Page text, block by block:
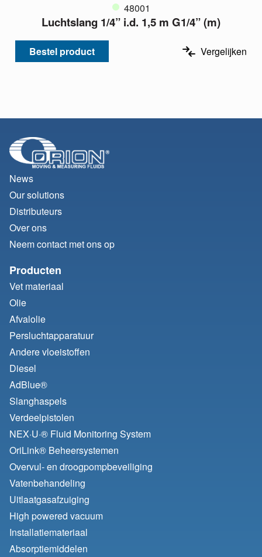
48001
Luchtslang 1/4” i.d. 1,5 m G1/4” (m)
Bestel product Vergelijken
News
Our solutions
Distributeurs
Over ons
Neem contact met ons op
Producten
Vet materiaal
Olie
Afvalolie
Persluchtapparatuur
Andere vloeistoffen
Diesel
AdBlue®
Slanghaspels
Verdeelpistolen
NEX·U·® Fluid Monitoring System
OriLink® Beheersystemen
Overvul- en droogpompbeveiliging
Vatenbehandeling
Uitlaatgasafzuiging
High powered vacuum
Installatiemateriaal
Absorptiemiddelen